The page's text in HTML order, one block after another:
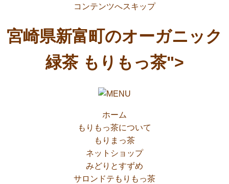
コンテンツへスキップ
宮崎県新富町のオーガニック
緑茶 もりもっ茶">
ホーム
もりもっ茶について
もりまっ茶
ネットショップ
みどりとすずめ
サロンドテもりもっ茶